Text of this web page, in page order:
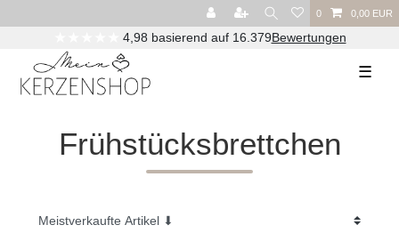
0 0,00 EUR
4,98 basierend auf 16.379Bewertungen
☰
Frühstücksbrettchen